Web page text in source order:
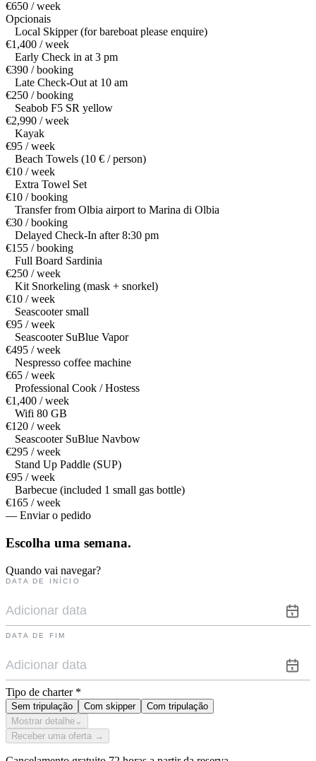
€650 / week
Opcionais
Local Skipper (for bareboat please enquire)
€1,400 / week
Early Check in at 3 pm
€390 / booking
Late Check-Out at 10 am
€250 / booking
Seabob F5 SR yellow
€2,990 / week
Kayak
€95 / week
Beach Towels (10 € / person)
€10 / week
Extra Towel Set
€10 / booking
Transfer from Olbia airport to Marina di Olbia
€30 / booking
Delayed Check-In after 8:30 pm
€155 / booking
Full Board Sardinia
€250 / week
Kit Snorkeling (mask + snorkel)
€10 / week
Seascooter small
€95 / week
Seascooter SuBlue Vapor
€495 / week
Nespresso coffee machine
€65 / week
Professional Cook / Hostess
€1,400 / week
Wifi 80 GB
€120 / week
Seascooter SuBlue Navbow
€295 / week
Stand Up Paddle (SUP)
€95 / week
Barbecue (included 1 small gas bottle)
€165 / week
— Enviar o pedido
Escolha uma semana.
Quando vai navegar?
DATA DE INÍCIO
DATA DE FIM
Tipo de charter *
Sem tripulação Com skipper
Com tripulação
Mostrar detalhe ⌄
Receber uma oferta →